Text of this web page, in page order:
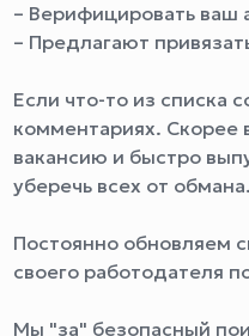
– Верифицировать ваш
– Предлагают
Если что-то из списка
комментариях.
вакансию и быстро
уберечь всех от обмана.
Постоянно обновляем
своего работодателя
Мы "за" безопасный